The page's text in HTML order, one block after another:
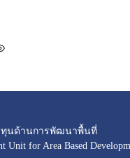
ทุนด้านการพัฒนาพื้นที่
Unit for Area Based